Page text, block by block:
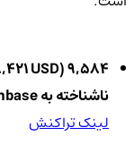
ناشناخته به Coinbase
لینک تراکنش